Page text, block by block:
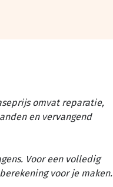
omvat reparatie,
en vervangend
Voor een volledig
voor je maken.